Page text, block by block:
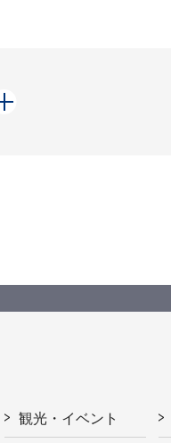
観光・イベント